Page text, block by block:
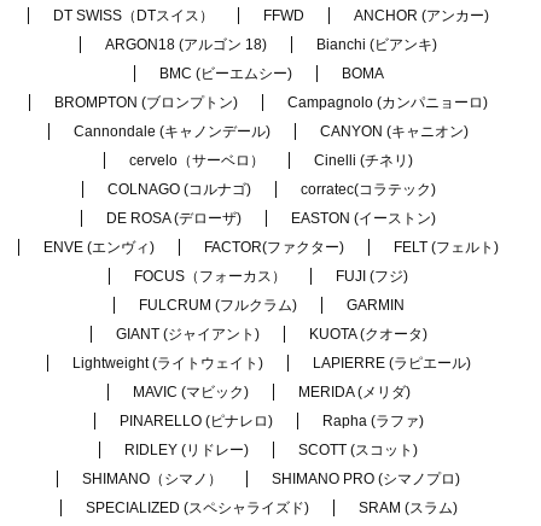
DT SWISS（DTスイス）
FFWD
ANCHOR (アンカー)
ARGON18 (アルゴン 18)
Bianchi (ビアンキ)
BMC (ビーエムシー)
BOMA
BROMPTON (ブロンプトン)
Campagnolo (カンパニョーロ)
Cannondale (キャノンデール)
CANYON (キャニオン)
cervelo（サーベロ）
Cinelli (チネリ)
COLNAGO (コルナゴ)
corratec(コラテック)
DE ROSA (デローザ)
EASTON (イーストン)
ENVE (エンヴィ)
FACTOR(ファクター)
FELT (フェルト)
FOCUS（フォーカス）
FUJI (フジ)
FULCRUM (フルクラム)
GARMIN
GIANT (ジャイアント)
KUOTA (クオータ)
Lightweight (ライトウェイト)
LAPIERRE (ラピエール)
MAVIC (マビック)
MERIDA (メリダ)
PINARELLO (ピナレロ)
Rapha (ラファ)
RIDLEY (リドレー)
SCOTT (スコット)
SHIMANO（シマノ）
SHIMANO PRO (シマノプロ)
SPECIALIZED (スペシャライズド)
SRAM (スラム)